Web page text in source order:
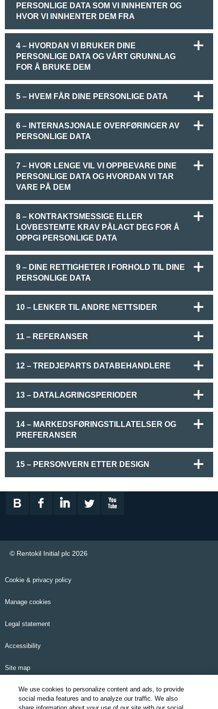
PERSONLIGE DATA SOM VI INNHENTER OG
HVOR VI INNHENTER DEM FRA
4 – HVORDAN VI BRUKER DINE
PERSONLIGE DATA OG VÅRT GRUNNLAG
FOR Å BRUKE DEM
5 – HVEM FÅR DINE PERSONLIGE DATA
6 – INTERNASJONALE OVERFØRINGER AV
PERSONLIGE DATA
7 – HVOR LENGE VIL VI OPPBEVARE DINE
PERSONLIGE DATA OG HVORDAN VI TAR
VARE PÅ DEM
8 – KONTRAKTSMESSIGE ELLER
LOVBESTEMTE KRAV PÅLAGT DEG FOR Å
OPPGI PERSONLIGE DATA
9 – DINE RETTIGHETER I FORHOLD TIL DINE
PERSONLIGE DATA
10 – LENKER TIL ANDRE NETTSIDER
11 – REFERANSER
12 – TREDJEPARTS DATABEHANDLERE
13 – DATALAGRINGSPERIODER
14 – MARKEDSFØRINGSTILLATELSER OG
PREFERANSER
15 – PERSONVERN ETTER DESIGN
© Rentokil Initial plc 2026
Cookie & privacy policy
Manage cookies
Legal statement
Accessibility
Site map
Email alerts
We use cookies to personalize content and ads, to provide
social media features and to analyze our traffic. We also